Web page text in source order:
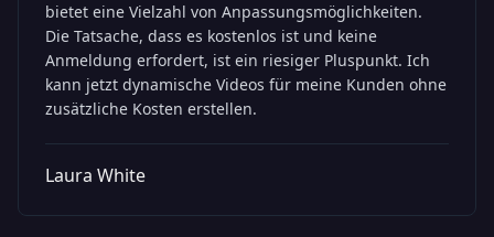
bietet eine Vielzahl von Anpassungsmöglichkeiten.
Die Tatsache, dass es kostenlos ist und keine
Anmeldung erfordert, ist ein riesiger Pluspunkt. Ich
kann jetzt dynamische Videos für meine Kunden ohne
zusätzliche Kosten erstellen.
Laura White